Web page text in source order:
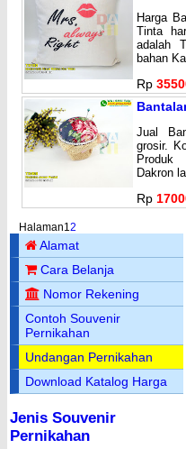
Harga
Tinta
adalah
bahan
Rp
Jual
grosir.
Produk
Dakron
Rp
Halaman12
Alamat
Cara Belanja
Nomor Rekening
Contoh Souvenir
Pernikahan
Undangan Pernikahan
Download Katalog Harga
Jenis Souvenir
Pernikahan